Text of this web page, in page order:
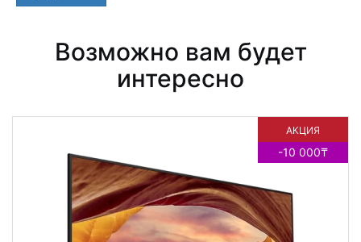
Возможно вам будет
интересно
АКЦИЯ
-10 000₸